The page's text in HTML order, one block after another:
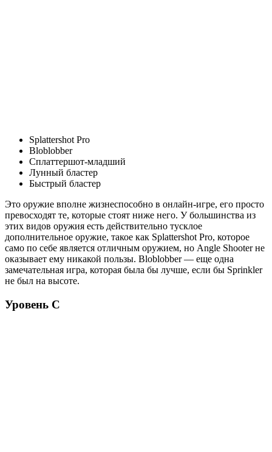
Splattershot Pro
Bloblobber
Сплаттершот-младший
Лунный бластер
Быстрый бластер
Это оружие вполне жизнеспособно в онлайн-игре, его просто
превосходят те, которые стоят ниже него. У большинства из
этих видов оружия есть действительно тусклое
дополнительное оружие, такое как Splattershot Pro, которое
само по себе является отличным оружием, но Angle Shooter не
оказывает ему никакой пользы. Bloblobber — еще одна
замечательная игра, которая была бы лучше, если бы Sprinkler
не был на высоте.
Уровень C